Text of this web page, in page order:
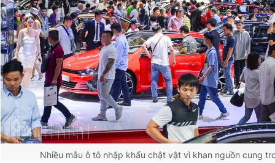
Nhiều mẫu ô tô nhập khẩu chật vật vì khan nguồn cung